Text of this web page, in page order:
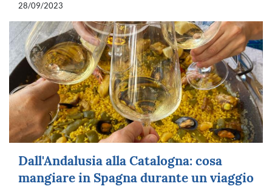
28/09/2023
Dall'Andalusia alla Catalogna: cosa
mangiare in Spagna durante un viaggio